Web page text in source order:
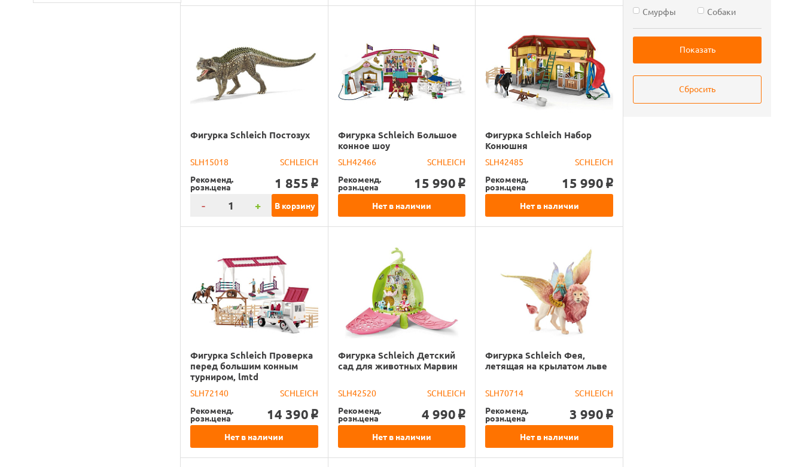
Смурфы Собаки
Фигурка Schleich Постозух
SLH15018
SCHLEICH
Рекоменд.
розн.цена 1 855 o
- + В корзину
Фигурка Schleich Большое
конное шоу
SLH42466
SCHLEICH
Рекоменд.
розн.цена 15 990 o
Нет в наличии
Фигурка Schleich Набор
Конюшня
SLH42485
SCHLEICH
Рекоменд.
розн.цена 15 990 o
Нет в наличии
Фигурка Schleich Проверка
перед большим конным
турниром, lmtd
SLH72140
SCHLEICH
Рекоменд.
розн.цена 14 390 o
Нет в наличии
Фигурка Schleich Детский
сад для животных Марвин
SLH42520
SCHLEICH
Рекоменд.
розн.цена 4 990 o
Нет в наличии
Фигурка Schleich Фея,
летящая на крылатом льве
SLH70714
SCHLEICH
Рекоменд.
розн.цена 3 990 o
Нет в наличии